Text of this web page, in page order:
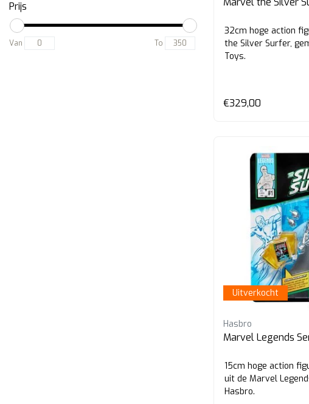
Prijs
Van To
32cm hoge action
the Silver Surfer,
Toys.
€329,00
Uitverkocht
Hasbro
Marvel Legends
15cm hoge action
uit de Marvel
Hasbro.